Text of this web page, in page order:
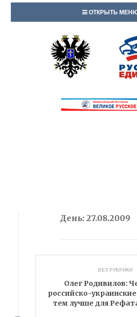
ОТКРЫТЬ
День:27.08.2009
БЕЗ РУБРИКИ
Олег Родивилов:
российско-
тем лучше для